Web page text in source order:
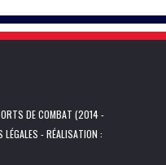
DE COMBAT (2014 -
LÉGALES - RÉALISATION :